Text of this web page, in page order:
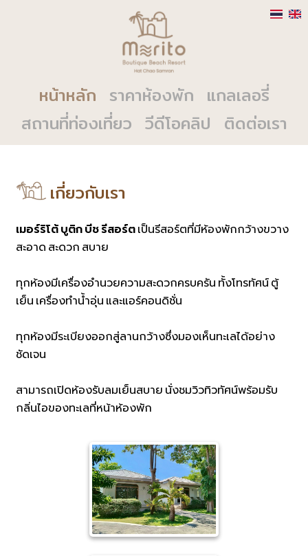
หน้าหลัก ราคาห้องพัก แกลเลอรี่
สถานที่ท่องเที่ยว วีดีโอคลิป ติดต่อเรา
เกี่ยวกับเรา
เมอร์ริโต้ บูติก บีช รีสอร์ตเป็นรีสอร์ตที่มีห้องพักกว้างขวาง
สะอาด สะดวก สบาย
ทุกห้องมีเครื่องอำนวยความสะดวกครบครัน ทั้งโทรทัศน์ ตู้
เย็น เครื่องทำน้ำอุ่น และแอร์คอนดิชั่น
ทุกห้องมีระเบียงออกสู่ลานกว้างซึ่งมองเห็นทะเลได้อย่าง
ชัดเจน
สามารถเปิดห้องรับลมเย็นสบาย นั่งชมวิวทิวทัศน์พร้อมรับ
กลิ่นไอของทะเลที่หน้าห้องพัก